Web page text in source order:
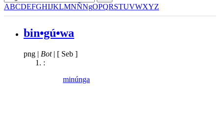
ABCDEFGHIJKLMNÑNgOPQRSTUVWXYZ
bin•gú•wa
png | Bot | [ Seb ]
:
minúnga